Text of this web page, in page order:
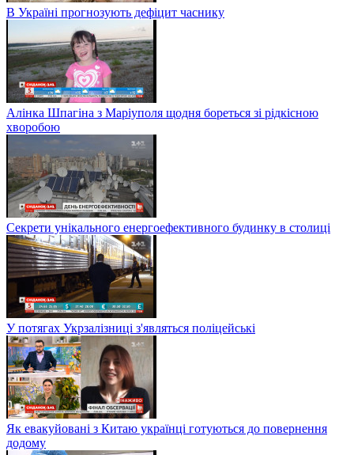
В Україні прогнозують дефіцит часнику
Алінка Шпагіна з Маріуполя щодня бореться зі рідкісною
хворобою
Секрети унікального енергоефективного будинку в столиці
У потягах Укрзалізниці з'являться поліцейські
Як евакуйовані з Китаю українці готуються до повернення
додому